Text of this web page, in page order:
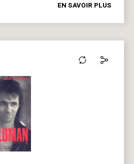
EN SAVOIR PLUS